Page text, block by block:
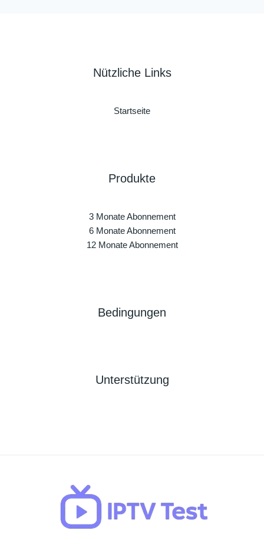
Nützliche Links
Startseite
Produkte
3 Monate Abonnement
6 Monate Abonnement
12 Monate Abonnement
Bedingungen
Unterstützung